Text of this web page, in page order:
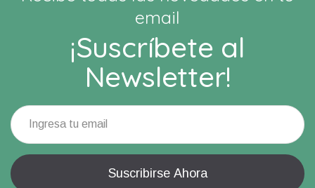
email
¡Suscríbete al
Newsletter!